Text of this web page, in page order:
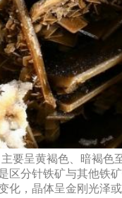
要呈黄褐色、暗褐色
区分针铁矿与其他
化，晶体呈金刚光泽